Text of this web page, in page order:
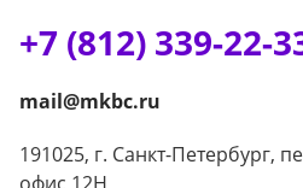
+7 (812) 339-22-
mail@mkbc.ru
191025, г. Санкт-Петербург,